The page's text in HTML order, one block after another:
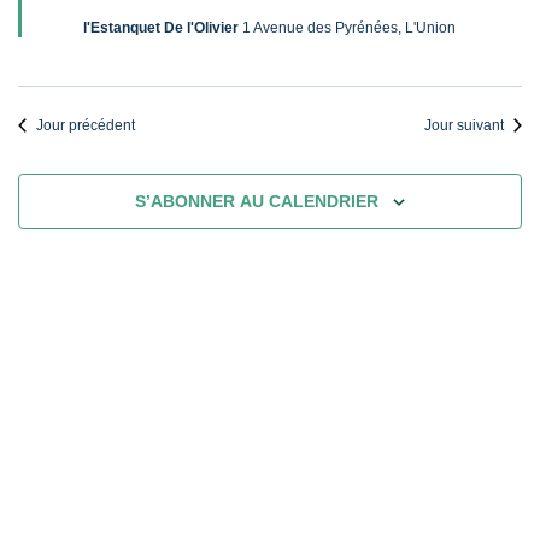
Septembre,
2025
Vues
l'Estanquet De l'Olivier 1 Avenue des Pyrénées, L'Union
Jour précédent Jour suivant
S’ABONNER AU CALENDRIER